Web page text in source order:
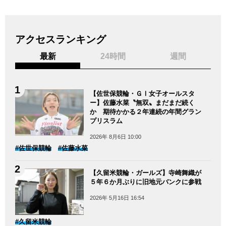
アクセスランキング
最新 24時間 週間
【佐世保競輪・ＧⅠ女子オールスタ
ー】佐藤水菜〝無双〟まだまだ続く
か 期待かかる２年連続の年間グラン
プリスラム
2026年 8月6日 10:00
#佐世保競輪 #佐藤水菜
【久留米競輪・ガールズ】寺崎舞織が
５年６か月ぶりに旧地元バンクに参戦
2026年 5月16日 16:54
#久留米競輪